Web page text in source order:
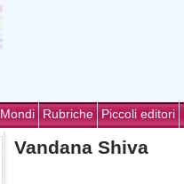
Mondi Rubriche Piccoli editori
Vandana Shiva